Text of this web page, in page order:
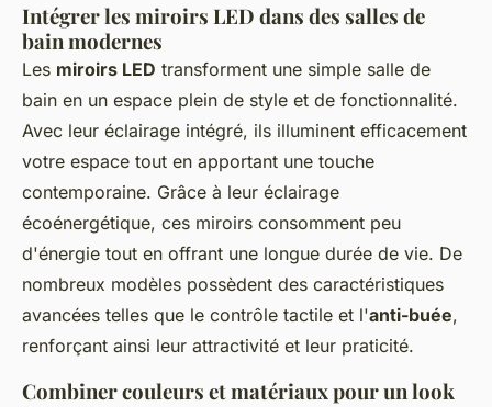
Intégrer les miroirs LED dans des salles de
bain modernes
Les miroirs LED transforment une simple salle de
bain en un espace plein de style et de fonctionnalité.
Avec leur éclairage intégré, ils illuminent efficacement
votre espace tout en apportant une touche
contemporaine. Grâce à leur éclairage
écoénergétique, ces miroirs consomment peu
d'énergie tout en offrant une longue durée de vie. De
nombreux modèles possèdent des caractéristiques
avancées telles que le contrôle tactile et l'anti-buée,
renforçant ainsi leur attractivité et leur praticité.
Combiner couleurs et matériaux pour un look